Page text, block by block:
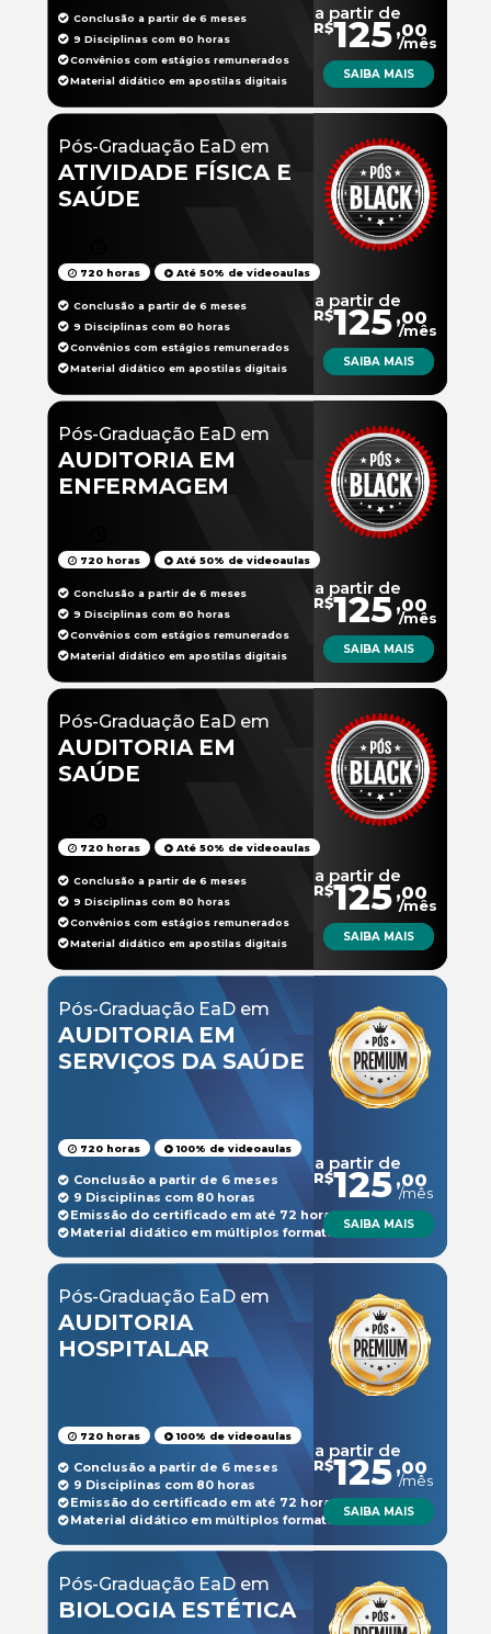
Conclusão a partir de 6 meses
9 Disciplinas com 80 horas
Convênios com estágios remunerados
Material didático em apostilas digitais
a partir de
R$125,00
/mês
SAIBA MAIS
Pós-Graduação EaD em
ATIVIDADE FÍSICA E
SAÚDE
720 horas Até 50% de videoaulas
Conclusão a partir de 6 meses
9 Disciplinas com 80 horas
Convênios com estágios remunerados
Material didático em apostilas digitais
a partir de
R$125,00
/mês
SAIBA MAIS
Pós-Graduação EaD em
AUDITORIA EM
ENFERMAGEM
720 horas Até 50% de videoaulas
Conclusão a partir de 6 meses
9 Disciplinas com 80 horas
Convênios com estágios remunerados
Material didático em apostilas digitais
a partir de
R$125,00
/mês
SAIBA MAIS
Pós-Graduação EaD em
AUDITORIA EM
SAÚDE
720 horas Até 50% de videoaulas
Conclusão a partir de 6 meses
9 Disciplinas com 80 horas
Convênios com estágios remunerados
Material didático em apostilas digitais
a partir de
R$125,00
/mês
SAIBA MAIS
Pós-Graduação EaD em
AUDITORIA EM
SERVIÇOS DA SAÚDE
720 horas 100% de videoaulas
Conclusão a partir de 6 meses
9 Disciplinas com 80 horas
Emissão do certificado em até 72 horas
Material didático em múltiplos formatos
a partir de
R$125,00
/mês
SAIBA MAIS
Pós-Graduação EaD em
AUDITORIA
HOSPITALAR
720 horas 100% de videoaulas
Conclusão a partir de 6 meses
9 Disciplinas com 80 horas
Emissão do certificado em até 72 horas
Material didático em múltiplos formatos
a partir de
R$125,00
/mês
SAIBA MAIS
Pós-Graduação EaD em
BIOLOGIA ESTÉTICA